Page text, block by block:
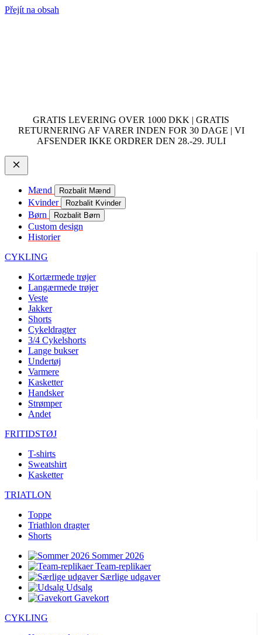
Přejít na obsah
GRATIS LEVERING OVER 1000 DKK | GRATIS
RETURNERING AF VARER INDEN FOR 30 DAGE | VI
AFSENDER IKKE ORDRER DEN 28.-29. JULI
Mænd Rozbalit Mænd
Kvinder Rozbalit Kvinder
Børn Rozbalit Børn
Custom design
Historier
CYKLING
Kortærmede trøjer
Langærmede trøjer
Veste
Jakker
Shorts
Cykeldragter
3/4 Cykelshorts
Lange bukser
Undertøj
Varmere
Kasketter
Handsker
Strømper
Andet
FRITIDSTØJ
T-shirts
Sweatshirt
Kasketter
TRIATLON
Toppe
Triathlon dragter
Shorts
Sommer 2026
Team-replikaer
Særlige udgaver
Udsalg
Gavekort
CYKLING